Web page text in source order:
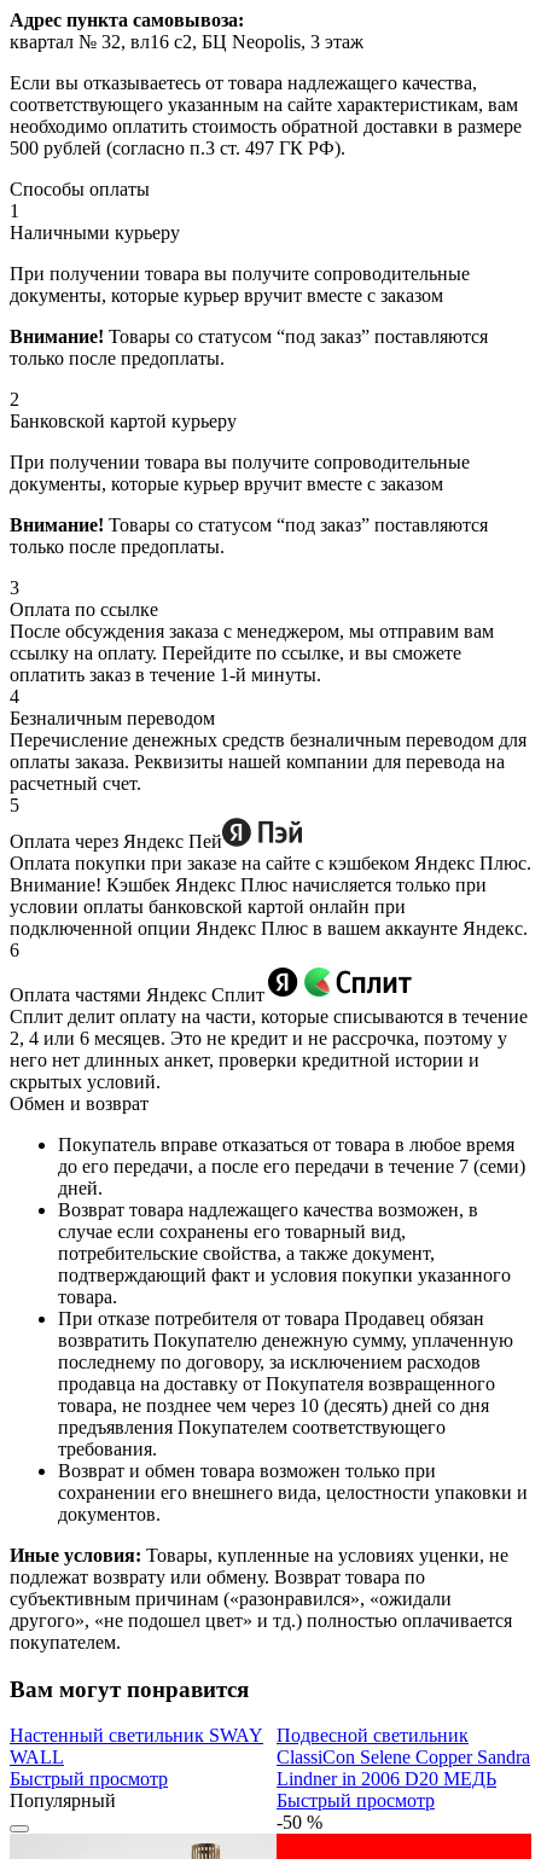
Адрес пункта самовывоза:
квартал № 32, вл16 с2, БЦ Neopolis, 3 этаж
Если вы отказываетесь от товара надлежащего качества,
соответствующего указанным на сайте характеристикам, вам
необходимо оплатить стоимость обратной доставки в размере
500 рублей (согласно п.3 ст. 497 ГК РФ).
Способы оплаты
1
Наличными курьеру
При получении товара вы получите сопроводительные
документы, которые курьер вручит вместе с заказом
Внимание! Товары со статусом “под заказ” поставляются
только после предоплаты.
2
Банковской картой курьеру
При получении товара вы получите сопроводительные
документы, которые курьер вручит вместе с заказом
Внимание! Товары со статусом “под заказ” поставляются
только после предоплаты.
3
Оплата по ссылке
После обсуждения заказа с менеджером, мы отправим вам
ссылку на оплату. Перейдите по ссылке, и вы сможете
оплатить заказ в течение 1-й минуты.
4
Безналичным переводом
Перечисление денежных средств безналичным переводом для
оплаты заказа. Реквизиты нашей компании для перевода на
расчетный счет.
5
Оплата через Яндекс Пей
Оплата покупки при заказе на сайте с кэшбеком Яндекс Плюс.
Внимание! Кэшбек Яндекс Плюс начисляется только при
условии оплаты банковской картой онлайн при
подключенной опции Яндекс Плюс в вашем аккаунте Яндекс.
6
Оплата частями Яндекс Сплит
Сплит делит оплату на части, которые списываются в течение
2, 4 или 6 месяцев. Это не кредит и не рассрочка, поэтому у
него нет длинных анкет, проверки кредитной истории и
скрытых условий.
Обмен и возврат
Покупатель вправе отказаться от товара в любое время
до его передачи, а после его передачи в течение 7 (семи)
дней.
Возврат товара надлежащего качества возможен, в
случае если сохранены его товарный вид,
потребительские свойства, а также документ,
подтверждающий факт и условия покупки указанного
товара.
При отказе потребителя от товара Продавец обязан
возвратить Покупателю денежную сумму, уплаченную
последнему по договору, за исключением расходов
продавца на доставку от Покупателя возвращенного
товара, не позднее чем через 10 (десять) дней со дня
предъявления Покупателем соответствующего
требования.
Возврат и обмен товара возможен только при
сохранении его внешнего вида, целостности упаковки и
документов.
Иные условия: Товары, купленные на условиях уценки, не
подлежат возврату или обмену. Возврат товара по
субъективным причинам («разонравился», «ожидали
другого», «не подошел цвет» и тд.) полностью оплачивается
покупателем.
Вам могут понравится
Настенный светильник SWAY
WALL
Быстрый просмотр
Популярный
Подвесной светильник
ClassiCon Selene Сopper Sandra
Lindner in 2006 D20 МЕДЬ
Быстрый просмотр
-50 %